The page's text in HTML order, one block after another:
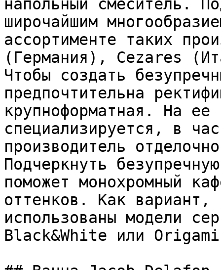
напольный смеситель.
широчайшим
ассортименте таких
(Германия), Cezares
Чтобы создать
предпочтительна
крупноформатная. На ее
специализируется, в
производитель
Подчеркнуть
поможет монохромный
оттенков. Как вариант,
использованы модели
Black&White или